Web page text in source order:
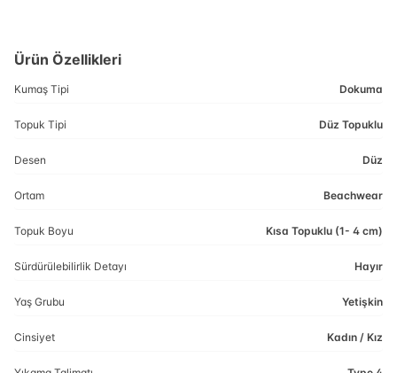
Ürün Özellikleri
Kumaş Tipi Dokuma
Topuk Tipi Düz Topuklu
Desen Düz
Ortam Beachwear
Topuk Boyu Kısa Topuklu (1- 4 cm)
Sürdürülebilirlik Detayı Hayır
Yaş Grubu Yetişkin
Cinsiyet Kadın / Kız